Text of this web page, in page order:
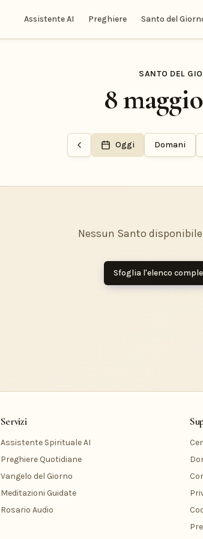
Assistente AI Preghiere Santo del
SANTO DEL
8
Oggi Domani
Nessun Santo
Sfoglia l'elenco
Servizi
Assistente Spirituale AI
Preghiere Quotidiane
Vangelo del Giorno
Meditazioni Guidate
Rosario Audio